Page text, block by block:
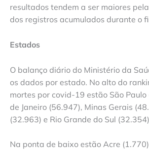
resultados tendem a ser maiores
dos registros acumulados durante o
Estados
O balanço diário do Ministério da
os dados por estado. No alto do
mortes por covid-19 estão São
de Janeiro (56.947), Minas Gerais
(32.963) e Rio Grande do Sul
Na ponta de baixo estão Acre